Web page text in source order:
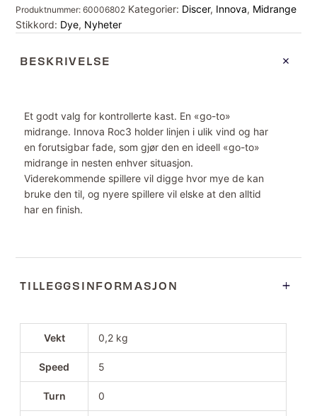
Produktnummer:60006802 Kategorier: Discer, Innova, Midrange
Stikkord: Dye, Nyheter
BESKRIVELSE
Et godt valg for kontrollerte kast. En «go-to»
midrange. Innova Roc3 holder linjen i ulik vind og har
en forutsigbar fade, som gjør den en ideell «go-to»
midrange in nesten enhver situasjon.
Viderekommende spillere vil digge hvor mye de kan
bruke den til, og nyere spillere vil elske at den alltid
har en finish.
TILLEGGSINFORMASJON
Vekt 0,2 kg
Speed 5
Turn 0